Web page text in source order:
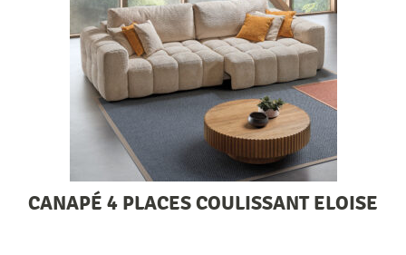
CANAPÉ 4 PLACES COULISSANT ELOISE